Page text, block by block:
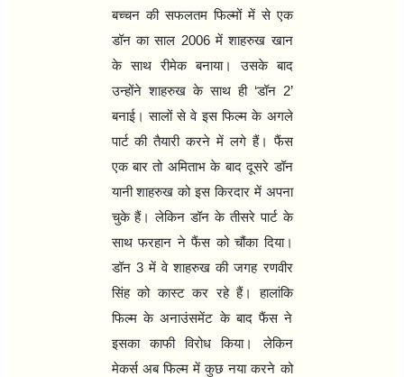
बच्चन की सफलतम फिल्मों में से एक
डॉन का साल 2006में शाहरुख खान
के साथ रीमेक बनाया। उसके बाद
उन्होंने शाहरुख के साथ ही ‘डॉन 2’
बनाई। सालों से वे इस फिल्म के अगले
पार्ट की तैयारी करने में लगे हैं। फैंस
एक बार तो अमिताभ के बाद दूसरे डॉन
यानी शाहरुख को इस किरदार में अपना
चुके हैं। लेकिन डॉन के तीसरे पार्ट के
साथ फरहान ने फैंस को चौंका दिया।
डॉन 3में वे शाहरुख की जगह रणवीर
सिंह को कास्ट कर रहे हैं। हालांकि
फिल्म के अनाउंसमेंट के बाद फैंस ने
इसका काफी विरोध किया। लेकिन
मेकर्स अब फिल्म में कुछ नया करने को